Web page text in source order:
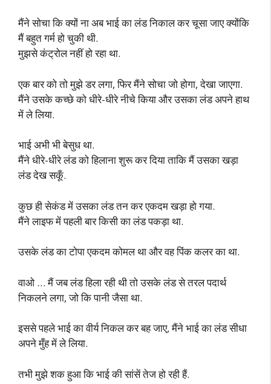
मैंने सोचा कि क्यों ना अब भाई का लंड निकाल कर चूसा जाए क्योंकि
मैं बहुत गर्म हो चुकी थी.
मुझसे कंट्रोल नहीं हो रहा था.
एक बार को तो मुझे डर लगा, फिर मैंने सोचा जो होगा, देखा जाएगा.
मैंने उसके कच्छे को धीरे-धीरे नीचे किया और उसका लंड अपने हाथ
में ले लिया.
भाई अभी भी बेसुध था.
मैंने धीरे-धीरे लंड को हिलाना शुरू कर दिया ताकि मैं उसका खड़ा
लंड देख सकूँ.
कुछ ही सेकंड में उसका लंड तन कर एकदम खड़ा हो गया.
मैंने लाइफ में पहली बार किसी का लंड पकड़ा था.
उसके लंड का टोपा एकदम कोमल था और वह पिंक कलर का था.
वाओ … मैं जब लंड हिला रही थी तो उसके लंड से तरल पदार्थ
निकलने लगा, जो कि पानी जैसा था.
इससे पहले भाई का वीर्य निकल कर बह जाए, मैंने भाई का लंड सीधा
अपने मुँह में ले लिया.
तभी मुझे शक हुआ कि भाई की सांसें तेज हो रही हैं.